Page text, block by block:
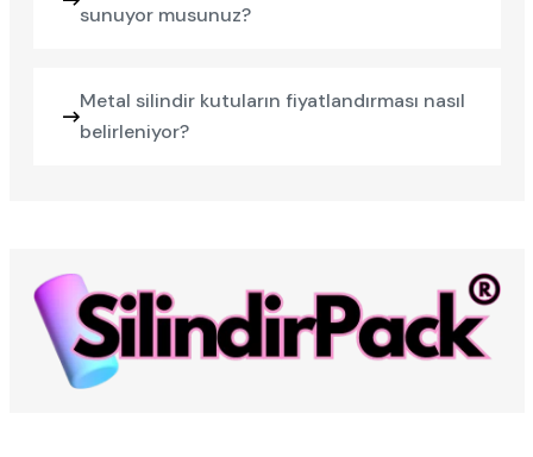
sunuyor musunuz?
Metal silindir kutuların fiyatlandırması nasıl
belirleniyor?